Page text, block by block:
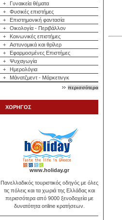
+
Γυναικεία θέματα
+
Φυσικές επιστήμες
+
Επιστημονική φαντασία
+
Οικολογία - Περιβάλλον
+
Κοινωνικές επιστήμες
+
Αστυνομικά και θρίλερ
+
Εφαρμοσμένες Επιστήμες
+
Ψυχαγωγία
+
Ημερολόγια
+
Μάνατζμεντ - Μάρκετινγκ
περισσότερα
ΧΟΡΗΓΟΣ
www.holiday.gr
Πανελλαδικός τουριστικός οδηγός με όλες
τις πόλεις και τα χωριά της Ελλάδας και
περισσότερα από 9000 ξενοδοχεία με
δυνατότητα online κρατήσεων.